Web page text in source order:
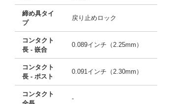
締め具タイ
プ
戻り止めロック
コンタクト
長 - 嵌合
0.089インチ（2.25mm）
コンタクト
長 - ポスト
0.091インチ（2.30mm）
コンタクト
-